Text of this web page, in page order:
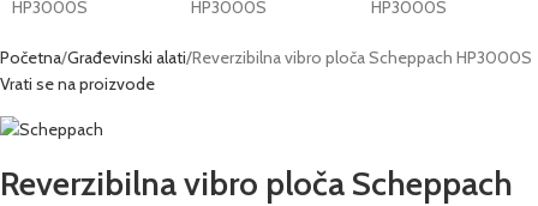
Početna Građevinski alati Reverzibilna vibro ploča Scheppach HP3000S
Vrati se na proizvode
Reverzibilna vibro ploča Scheppach